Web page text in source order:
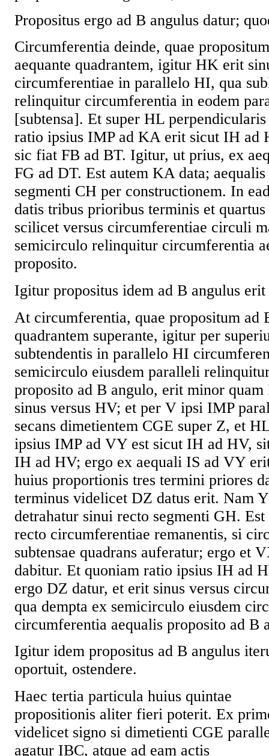
Propositus ergo ad B angulus datur;
Circumferentia deinde, quae
aequante quadrantem, igitur HK erit
circumferentiae in parallelo HI, qua
relinquitur circumferentia in eodem
[subtensa]. Et super HL
ratio ipsius IMP ad KA erit sicut IH ad
sic fiat FB ad BT. Igitur, ut prius, ex
FG ad DT. Est autem KA data;
segmenti CH per constructionem. In
datis tribus prioribus terminis et
scilicet versus circumferentiae circuli
semicirculo relinquitur circumferentia
proposito.
Igitur propositus idem ad B angulus
At circumferentia, quae propositum ad
quadrantem superante, igitur per
subtendentis in parallelo HI
semicirculo eiusdem paralleli
proposito ad B angulo, erit minor
sinus versus HV; et per V ipsi IMP
secans dimetientem CGE super Z, et
ipsius IMP ad VY est sicut IH ad HV,
IH ad HV; ergo ex aequali IS ad VY
huius proportionis tres termini priores
terminus videlicet DZ datus erit. Nam
detrahatur sinui recto segmenti GH.
recto circumferentiae remanentis, si
subtensae quadrans auferatur; ergo et
dabitur. Et quoniam ratio ipsius IH ad
ergo DZ datur, et erit sinus versus
qua dempta ex semicirculo eiusdem
circumferentia aequalis proposito ad B
Igitur idem propositus ad B angulus
oportuit, ostendere.
Haec tertia particula huius quintae
propositionis aliter fieri poterit. Ex
videlicet signo si dimetienti CGE
agatur IBC, atque ad eam actis